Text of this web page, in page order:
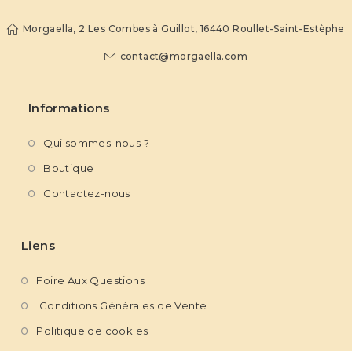
Morgaella, 2 Les Combes à Guillot, 16440 Roullet-Saint-Estèphe
contact@morgaella.com
Informations
Qui sommes-nous ?
Boutique
Contactez-nous
Liens
Foire Aux Questions
Conditions Générales de Vente
Politique de cookies